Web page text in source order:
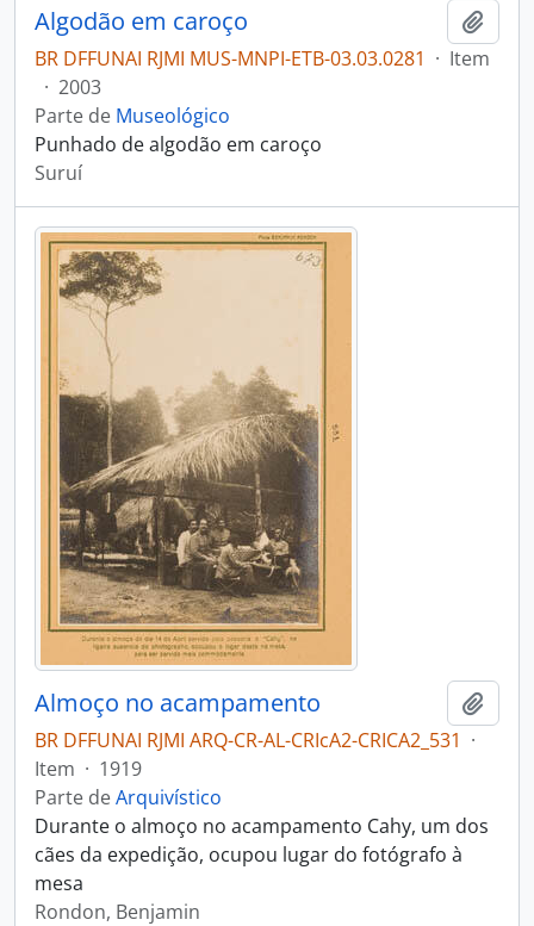
Algodão em caroço
BR DFFUNAI RJMI MUS-MNPI-ETB-03.03.0281 · Item
· 2003
Parte de Museológico
Punhado de algodão em caroço
Suruí
Almoço no acampamento
BR DFFUNAI RJMI ARQ-CR-AL-CRIcA2-CRICA2_531 ·
Item · 1919
Parte deArquivístico
Durante o almoço no acampamento Cahy, um dos
cães da expedição, ocupou lugar do fotógrafo à
mesa
Rondon, Benjamin